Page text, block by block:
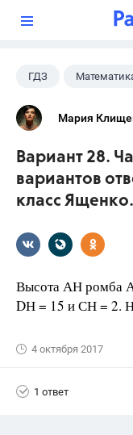
ГДЗ
Ященко И.В.
Мария
Вариант 28.
вариантов
класс
Высота АН ромба
DН = 15 и СН = 2.
4 октября 2017
1 ответ